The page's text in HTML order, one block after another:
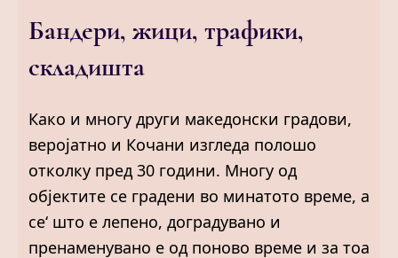
Бандери, жици, трафики,
складишта
Како и многу други македонски градови,
веројатно и Кочани изгледа полошо
отколку пред 30 години. Многу од
објектите се градени во минатото време, а
се‘ што е лепено, доградувано и
пренаменувано е од поново време и за тоа